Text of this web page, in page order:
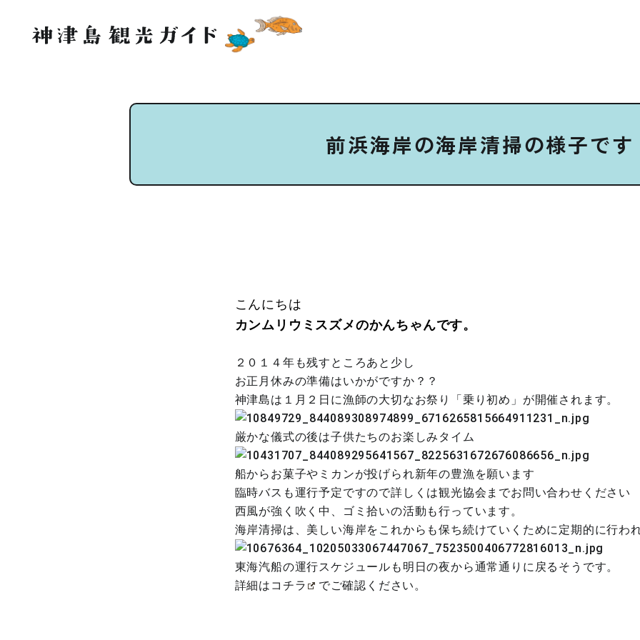
前浜海岸の海岸清掃の様子です
こんにちは
カンムリウミスズメのかんちゃんです。
２０１４年も残すところあと少し
お正月休みの準備はいかがですか？？
神津島は１月２日に漁師の大切なお祭り「乗り初め」が開催されます。
厳かな儀式の後は子供たちのお楽しみタイム
船からお菓子やミカンが投げられ新年の豊漁を願います
臨時バスも運行予定ですので詳しくは観光協会までお問い合わせください
西風が強く吹く中、ゴミ拾いの活動も行っています。
海岸清掃は、美しい海岸をこれからも保ち続けていくために定期的に行わ
東海汽船の運行スケジュールも明日の夜から通常通りに戻るそうです。
詳細は コチラ でご確認ください。